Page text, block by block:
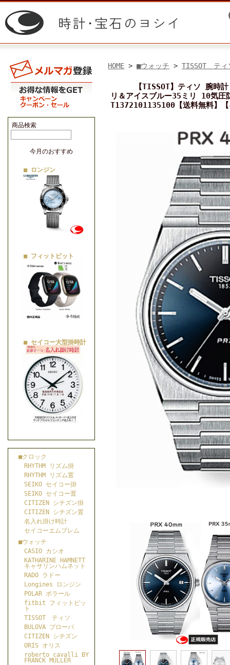
商品検索
今月のおすすめ
■ ロンジン
■ フィットビット
■ セイコー大型掛時計
■クロック
RHYTHM リズム掛
RHYTHM リズム置
SEIKO セイコー掛
SEIKO セイコー置
CITIZEN シチズン掛
CITIZEN シチズン置
名入れ掛け時計
セイコーエムブレム
■ウォッチ
CASIO カシオ
KATHARINE HAMNETT
キャサリンハムネット
RADO ラドー
Longines ロンジン
POLAR ポラール
fitbit フィットビッ
ト
TISSOT ティソ
BULOVA ブローバ
CITIZEN シチズン
ORIS オリス
roberto cavalli BY
FRANCK MULLER
HOME > ■ウォッチ > TISSOT ティ
【TISSOT】ティソ 腕
リ＆アイスブルー35ミリ 10気
T1372101135100【送料無料】